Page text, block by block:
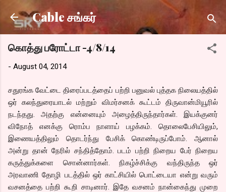
Skip to main content
Cable சங்கர்
கொத்து பரோட்டா -4/8/14
- August 04, 2014
சதுரங்க வேட்டை திரைப்படத்தைப் பற்றி பனுவல் புத்தக நிலையத்தில்
ஒர் கலந்துரையாடல் மற்றும் விமர்சனக் கூட்டம் திருவான்மியூரில்
நடந்தது. அதற்கு என்னையும் அழைத்திருந்தார்கள். இயக்குனர்
விநோத் எனக்கு ரொம்ப நாளாய் பழக்கம். தொலைபேசியிலும்,
இணையத்திலும் தொடர்ந்து பேசிக் கொண்டிருப்போம். ஆனால்
அன்று தான் நேரில் சந்தித்தோம். படம் பற்றி நிறைய பேர் நிறைய
கருத்துக்களை சொன்னார்கள். நிகழ்ச்சிக்கு வந்திருந்த ஒர்
அரவாணி தோழி படத்தில் ஒர் காட்சியில் பொட்டையா என்று வரும்
வசனத்தை பற்றி கூறி சாடினார். இதே வசனம் நான்கைந்து முறை